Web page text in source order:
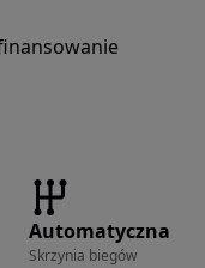
Automatyczna
Skrzynia biegów